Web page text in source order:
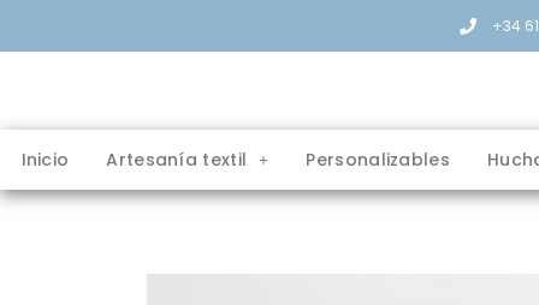
+34
Inicio Artesanía textil Personalizables